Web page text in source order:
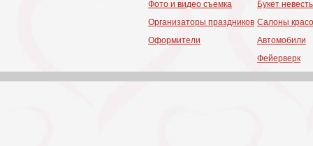
Фото и видео съемка
Организаторы праздников
Оформители
Букет
Салоны
Автомобили
Фейерверк